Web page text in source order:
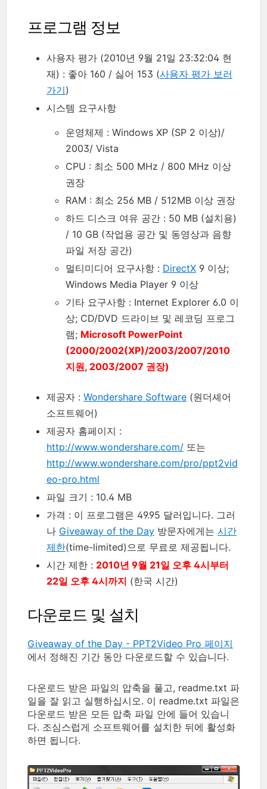
프로그램 정보
사용자 평가 (2010년 9월 21일 23:32:04 현
재) : 좋아 160 / 싫어 153 (사용자 평가 보러
가기)
시스템 요구사항
운영체제 : Windows XP (SP 2 이상)/
2003/ Vista
CPU : 최소 500 MHz / 800 MHz 이상
권장
RAM : 최소 256 MB / 512MB 이상 권장
하드 디스크 여유 공간 : 50 MB (설치용)
/ 10 GB (작업용 공간 및 동영상과 음향
파일 저장 공간)
멀티미디어 요구사항 : DirectX 9 이상;
Windows Media Player 9 이상
기타 요구사항 : Internet Explorer 6.0 이
상; CD/DVD 드라이브 및 레코딩 프로그
램; Microsoft PowerPoint
(2000/2002(XP)/2003/2007/2010
지원, 2003/2007 권장)
제공자 : Wondershare Software (원더셰어
소프트웨어)
제공자 홈페이지 :
http://www.wondershare.com/ 또는
http://www.wondershare.com/pro/ppt2vid
eo-pro.html
파일 크기 : 10.4 MB
가격 : 이 프로그램은 49.95 달러입니다. 그러
나 Giveaway of the Day 방문자에게는 시간
제한(time-limited)으로 무료로 제공됩니다.
시간 제한 : 2010년 9월 21일 오후 4시부터
22일 오후 4시까지 (한국 시간)
다운로드 및 설치
Giveaway of the Day - PPT2Video Pro 페이지
에서 정해진 기간 동안 다운로드할 수 있습니다.
다운로드 받은 파일의 압축을 풀고, readme.txt 파
일을 잘 읽고 실행하십시오. 이 readme.txt 파일은
다운로드 받은 모든 압축 파일 안에 들어 있습니
다. 조심스럽게 소프트웨어를 설치한 뒤에 활성화
하면 됩니다.